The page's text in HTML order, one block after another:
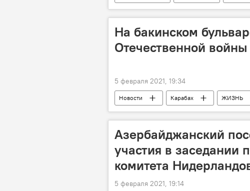
На бакинском
Отечественной войны
5 февраля 2021, 19:34
Новости Карабах ЖИЗНЬ
Война
Азербайджанский
участия в заседании
комитета
5 февраля 2021, 19:14